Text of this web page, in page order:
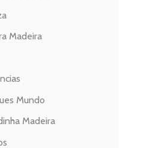
Madeira
Mundo
Madeira